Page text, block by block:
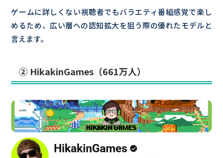
ゲームに詳しくない視聴者でもバラエティ番組感覚で楽し
めるため、広い層への認知拡大を狙う際の優れたモデルと
言えます。
② HikakinGames（661万人）